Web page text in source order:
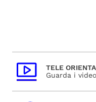
TELE
Guarda i